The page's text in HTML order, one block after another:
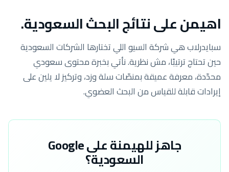
اهيمن على نتائج البحث السعودية.
سبايدرلاب هي شركة السيو اللي تختارها الشركات السعودية
حين تحتاج ترتيبًا، مش نظرية. نأتي بخبرة محتوى سعودي
محدّدة، معرفة عميقة بمنصّات سلة وزد، وتركيز لا يلين على
إيرادات قابلة للقياس من البحث العضوي.
جاهز للهيمنة على Google
السعودية؟